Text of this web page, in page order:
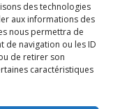
des technologies
aux informations des
nous permettra de
de navigation ou les ID
de retirer son
caractéristiques